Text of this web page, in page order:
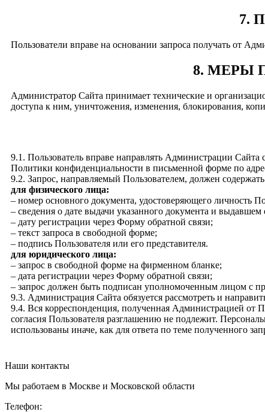
7.
Пользователи вправе на основании запроса получать от
8. МЕРЫ
Администратор Сайта принимает технические и
доступа к ним, уничтожения, изменения, блокирования,
9.1. Пользователь вправе направлять Администрации
Политики конфиденциальности в письменной форме по
9.2. Запрос, направляемый Пользователем, должен
для физического лица:
– номер основного документа, удостоверяющего личность
– сведения о дате выдачи указанного документа и выдавшем
– дату регистрации через Форму обратной связи;
– текст запроса в свободной форме;
– подпись Пользователя или его представителя.
для юридического лица:
– запрос в свободной форме на фирменном бланке;
– дата регистрации через Форму обратной связи;
– запрос должен быть подписан уполномоченным лицом с
9.3. Администрация Сайта обязуется рассмотреть и
9.4. Вся корреспонденция, полученная Администрацией от
согласия Пользователя разглашению не подлежит.
использованы иначе, как для ответа по теме полученного
Наши контакты
Мы работаем в Москве и Московской области
Телефон: